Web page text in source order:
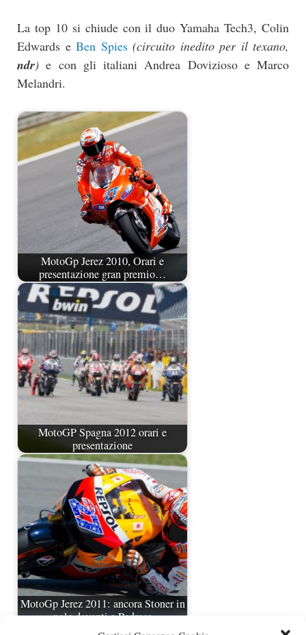
La top 10 si chiude con il duo Yamaha Tech3, Colin
Edwards e Ben Spies (circuito inedito per il texano,
ndr)e con gli italiani Andrea Dovizioso e Marco
Melandri.
MotoGp Jerez 2010, Orari e
presentazione gran premio…
MotoGP Spagna 2012 orari e
presentazione
MotoGp Jerez 2011: ancora Stoner in
pole davanti a Pedrosa